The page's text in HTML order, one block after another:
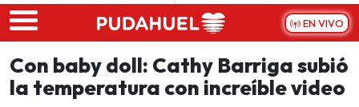
Skip to main content
EN VIVO
Con baby doll: Cathy Barriga subió
la temperatura con increíble video